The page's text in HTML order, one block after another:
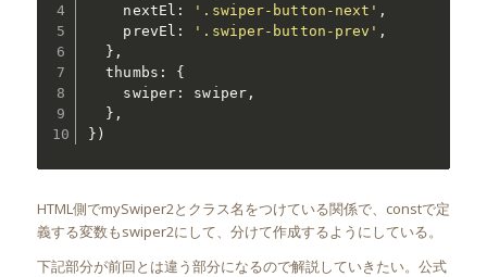
    nextEl
: '.swiper-button-next' ,
    prevEl
: '.swiper-button-prev' ,
} ,
  thumbs
:
{
    swiper
: swiper,
} ,
} )
HTML側でmySwiper2とクラス名をつけている関係で、constで定
義する変数もswiper2にして、分けて作成するようにしている。
下記部分が前回とは違う部分になるので解説していきたい。公式